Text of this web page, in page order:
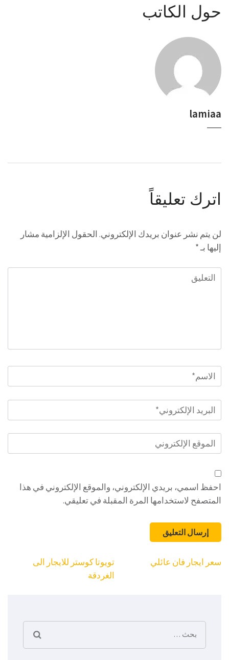
حول الكاتب
lamiaa
اترك تعليقاً
لن يتم نشر عنوان بريدك الإلكتروني. الحقول الإلزامية مشار
إليها بـ*
التعليق
الاسم
البريد
الإلكتروني*
الموقع
الإلكتروني
احفظ اسمي، بريدي الإلكتروني، والموقع الإلكتروني في هذا
المتصفح لاستخدامها المرة المقبلة في تعليقي.
تصفّح
تويوتا كوستر للايجار الى
الغردقة
سعر ايجار فان عائلي
البحث
عن: